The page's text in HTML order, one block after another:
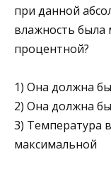
при данной
влажность
процентной?
1) Она должна
2) Она должна
3) Температура
максимальной